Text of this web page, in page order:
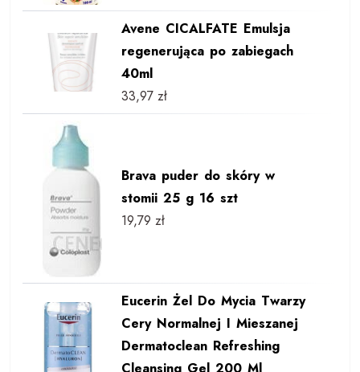
Avene CICALFATE Emulsja
regenerująca po zabiegach
40ml
33,97 zł
Brava puder do skóry w
stomii 25 g 16 szt
19,79 zł
Eucerin Żel Do Mycia Twarzy
Cery Normalnej I Mieszanej
Dermatoclean Refreshing